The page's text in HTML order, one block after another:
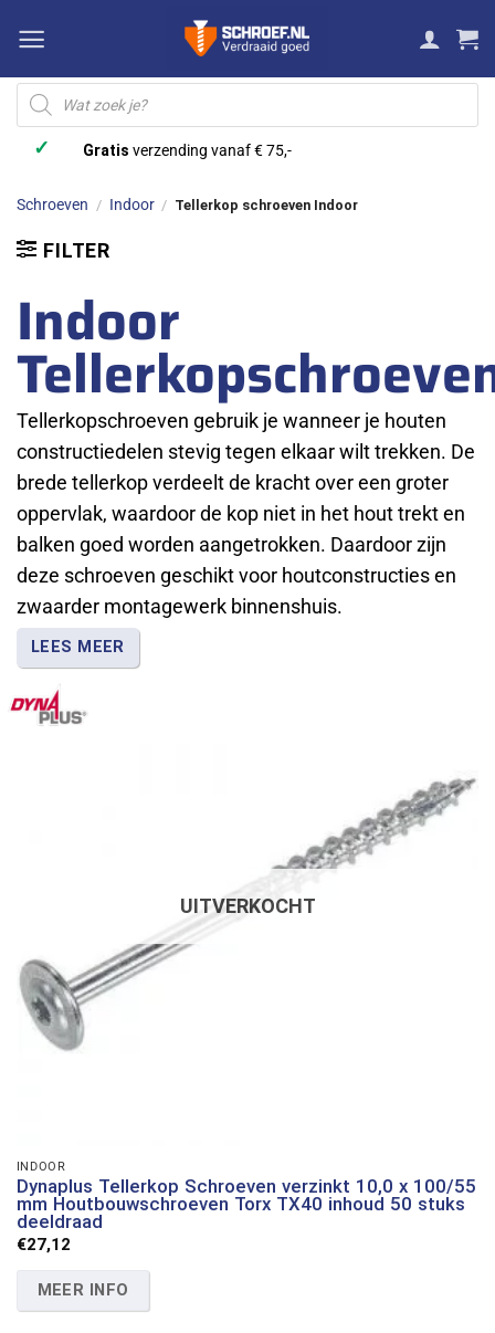
naar
inhoud
Producten
zoeken
✓ Gratis verzending vanaf € 75,-
Schroeven / Indoor / Tellerkop schroeven Indoor
FILTER
Indoor
Tellerkopschroeven gebruik je wanneer je houten
constructiedelen stevig tegen elkaar wilt trekken. De
brede tellerkop verdeelt de kracht over een groter
oppervlak, waardoor de kop niet in het hout trekt en
balken goed worden aangetrokken. Daardoor zijn
deze schroeven geschikt voor houtconstructies en
zwaarder montagewerk binnenshuis.
LEES MEER
Dynaplus staat bekend om tellerkopschroeven die
licht indraaien en betrouwbaar klemmen in het hout.
UITVERKOCHT
INDOOR
Dynaplus Tellerkop Schroeven verzinkt 10,0 x 100/55
mm Houtbouwschroeven Torx TX40 inhoud 50 stuks
deeldraad
€27,12
MEER INFO